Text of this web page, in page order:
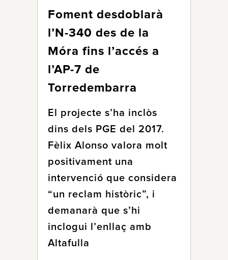
Foment desdoblarà
l’N-340 des de la
Móra fins l’accés a
l’AP-7 de
Torredembarra
El projecte s’ha inclòs
dins dels PGE del 2017.
Fèlix Alonso valora molt
positivament una
intervenció que considera
“un reclam històric”, i
demanarà que s’hi
inclogui l’enllaç amb
Altafulla